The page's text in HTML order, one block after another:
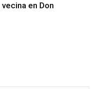
en Don